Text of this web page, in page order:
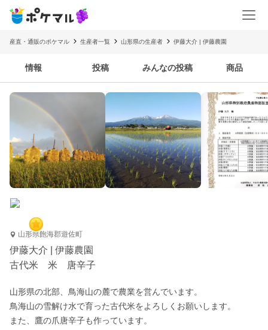
産直・通販のポケマル 生産者一覧 山形県の生産者 伊藤大介 | 伊藤農園
情報 投稿 みんなの投稿 商品
山形県飽海郡遊佐町
伊藤大介 | 伊藤農園
古代米 米 唐辛子
山形県の北部、鳥海山の麓で農業を営んでいます。
鳥海山の雪解け水で育った古代米をよろしくお願いします。
また、鷹の爪唐辛子も作っています。